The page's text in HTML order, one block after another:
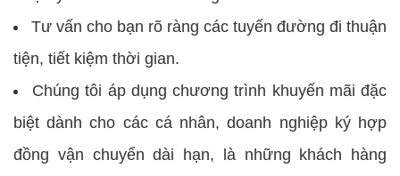
Tư vấn cho bạn rõ ràng các tuyến đường đi thuận
tiện, tiết kiệm thời gian.
Chúng tôi áp dụng chương trình khuyến mãi đặc
biệt dành cho các cá nhân, doanh nghiệp ký hợp
đồng vận chuyển dài hạn, là những khách hàng